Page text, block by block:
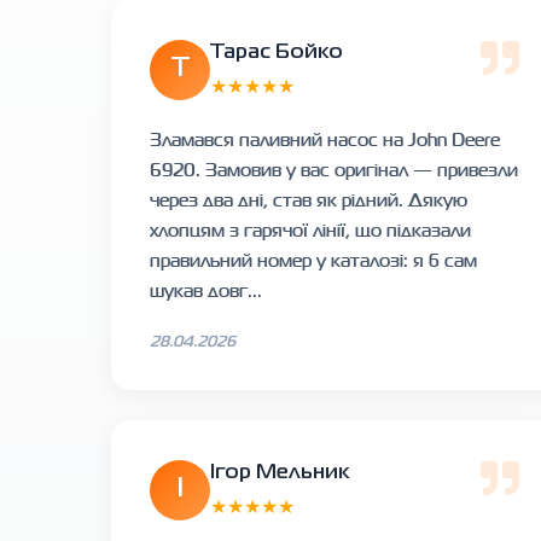
Тарас Бойко
★★★★★
Зламався паливний насос на John Deere
6920. Замовив у вас оригінал — привезли
через два дні, став як рідний. Дякую
хлопцям з гарячої лінії, що підказали
правильний номер у каталозі: я б сам
шукав довг...
28.04.2026
Ігор Мельник
★★★★★